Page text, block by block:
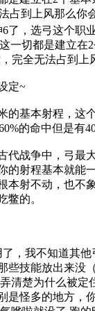
占到上风那么
，选弓这个职
一切都是建立
完全无法占到上
定~
基本射程，这
的命中但是
争中，弓最
的射程基本就
本射不动，也
鳖的。
我不知道其他
些技能放出来没
清楚为什么被
是怪多的地方